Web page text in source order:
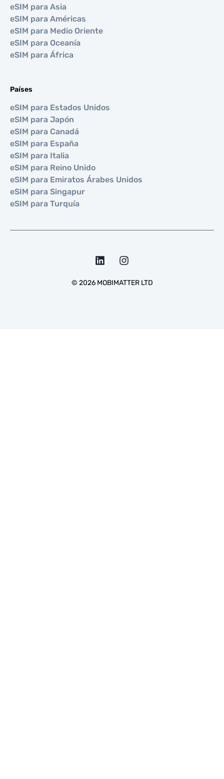
eSIM para Asia
eSIM para Américas
eSIM para Medio Oriente
eSIM para Oceanía
eSIM para África
Países
eSIM para Estados Unidos
eSIM para Japón
eSIM para Canadá
eSIM para España
eSIM para Italia
eSIM para Reino Unido
eSIM para Emiratos Árabes Unidos
eSIM para Singapur
eSIM para Turquía
© 2026MOBIMATTER LTD